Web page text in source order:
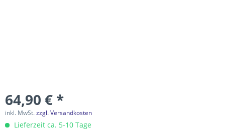
64,90 € *
inkl. MwSt.zzgl. Versandkosten
Lieferzeit ca. 5-10 Tage